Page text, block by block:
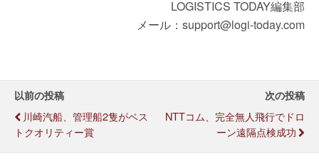
LOGISTICS TODAY編集部
メール：support@logi-today.com
以前の投稿
川崎汽船、管理船2隻がベス
トクオリティー賞
次の投稿
NTTコム、完全無人飛行でドロ
ーン遠隔点検成功